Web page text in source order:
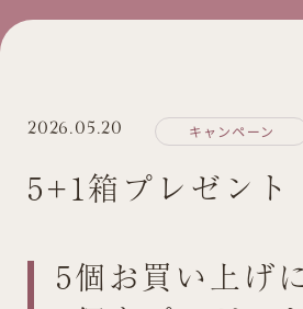
ブランドについて
2026.05.20 キャンペーン
5+1箱プレゼント
5個お買い上げ